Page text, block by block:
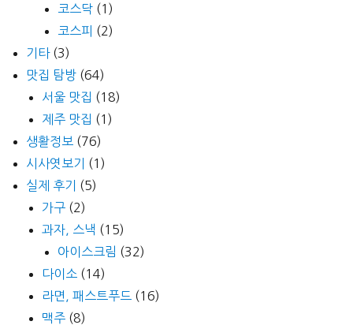
코스닥 (1)
코스피 (2)
기타(3)
맛집 탐방 (64)
서울 맛집 (18)
제주 맛집 (1)
생활정보 (76)
시사엿보기
(1)
실제 후기
(5)
가구 (2)
과자, 스낵 (15)
아이스크림 (32)
다이소 (14)
라면, 패스트푸드 (16)
맥주 (8)